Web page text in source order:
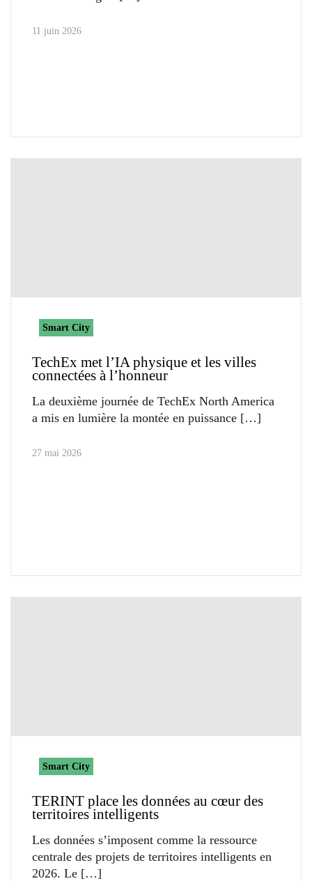
11 juin 2026
Smart City
TechEx met l’IA physique et les villes
connectées à l’honneur
La deuxième journée de TechEx North America
a mis en lumière la montée en puissance
27 mai 2026
Smart City
TERINT place les données au cœur des
territoires intelligents
Les données s’imposent comme la ressource
centrale des projets de territoires intelligents en
2026. Le